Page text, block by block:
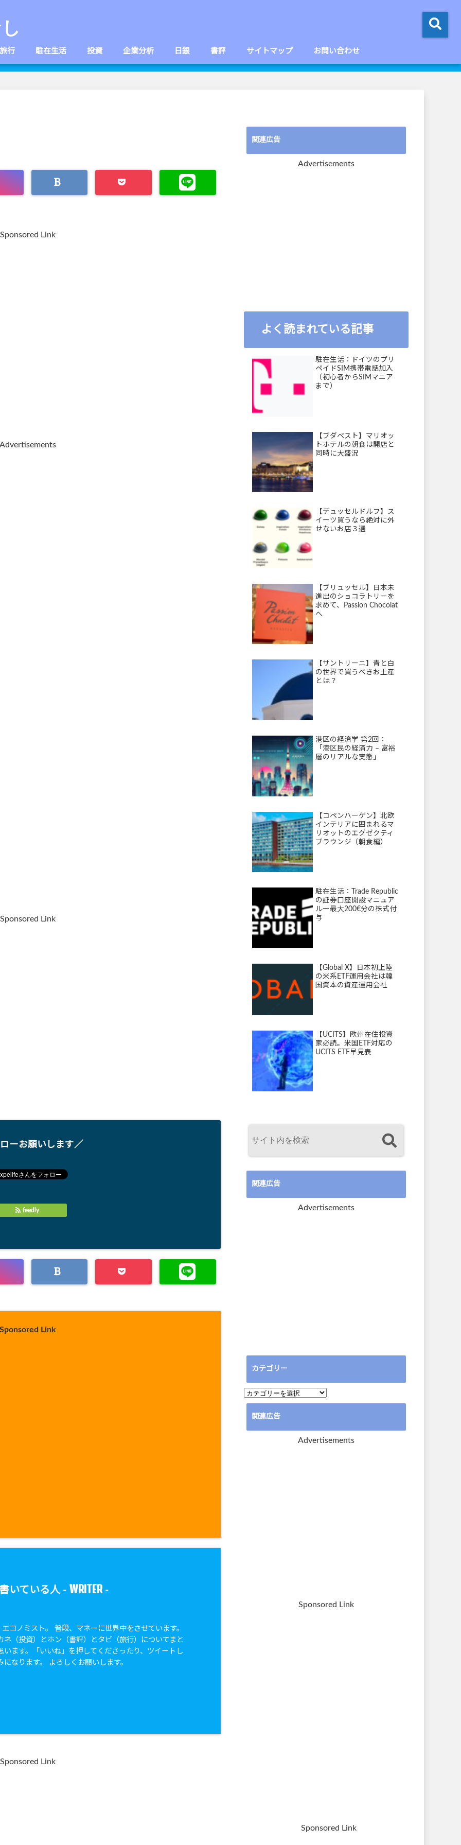
旅行 駐在生活 投資 企業分析 日銀 書評 サイトマップ お問い合わせ
Sponsored Link
Advertisements
Sponsored Link
ーお願いします／
feedly
Sponsored Link
いている人 - WRITER-
コノミスト。 普段、マネーに世界中をさせています。
ネ（投資）とホン（書評）とタビ（旅行）についてまと
います。「いいね」を押してくださったり、ツイートし
になります。 よろしくお願いします。
Sponsored Link
関連広告
Advertisements
よく読まれている記事
駐在生活：ドイツのプリ
ペイドSIM携帯電話加入
（初心者からSIMマニア
まで）
【ブダペスト】マリオッ
トホテルの朝食は開店と
同時に大盛況
【デュッセルドルフ】ス
イーツ買うなら絶対に外
せないお店３選
【ブリュッセル】日本未
進出のショコラトリーを
求めて、Passion Chocolat
へ
【サントリーニ】青と白
の世界で買うべきお土産
とは？
港区の経済学 第2回：
「港区民の経済力 – 富裕
層のリアルな実態」
【コペンハーゲン】北欧
インテリアに囲まれるマ
リオットのエグゼクティ
ブラウンジ（朝食編）
駐在生活：Trade Republic
の証券口座開設マニュア
ルー最大200€分の株式付
与
【Global X】日本初上陸
の米系ETF運用会社は韓
国資本の資産運用会社
【UCITS】欧州在住投資
家必読。米国ETF対応の
UCITS ETF早見表
関連広告
Advertisements
カテゴリー
カ
テ
リ
関連広告
Advertisements
Sponsored Link
Sponsored Link